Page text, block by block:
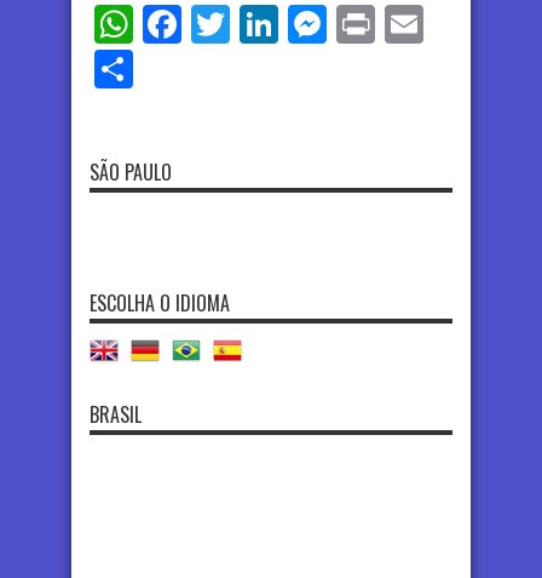
WhatsApp
Facebook
TwitterLinkedIn
Messenger
Print
SÃO PAULO
ESCOLHA O IDIOMA
BRASIL